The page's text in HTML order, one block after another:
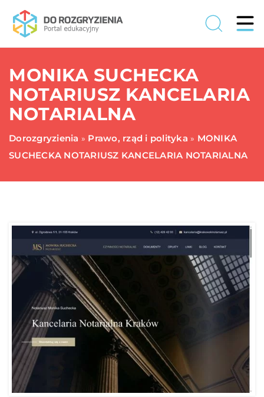
MONIKA SUCHECKA
NOTARIUSZ KANCELARIA
NOTARIALNA
Dorozgryzienia » Prawo, rząd i polityka » MONIKA
SUCHECKA NOTARIUSZ KANCELARIA NOTARIALNA